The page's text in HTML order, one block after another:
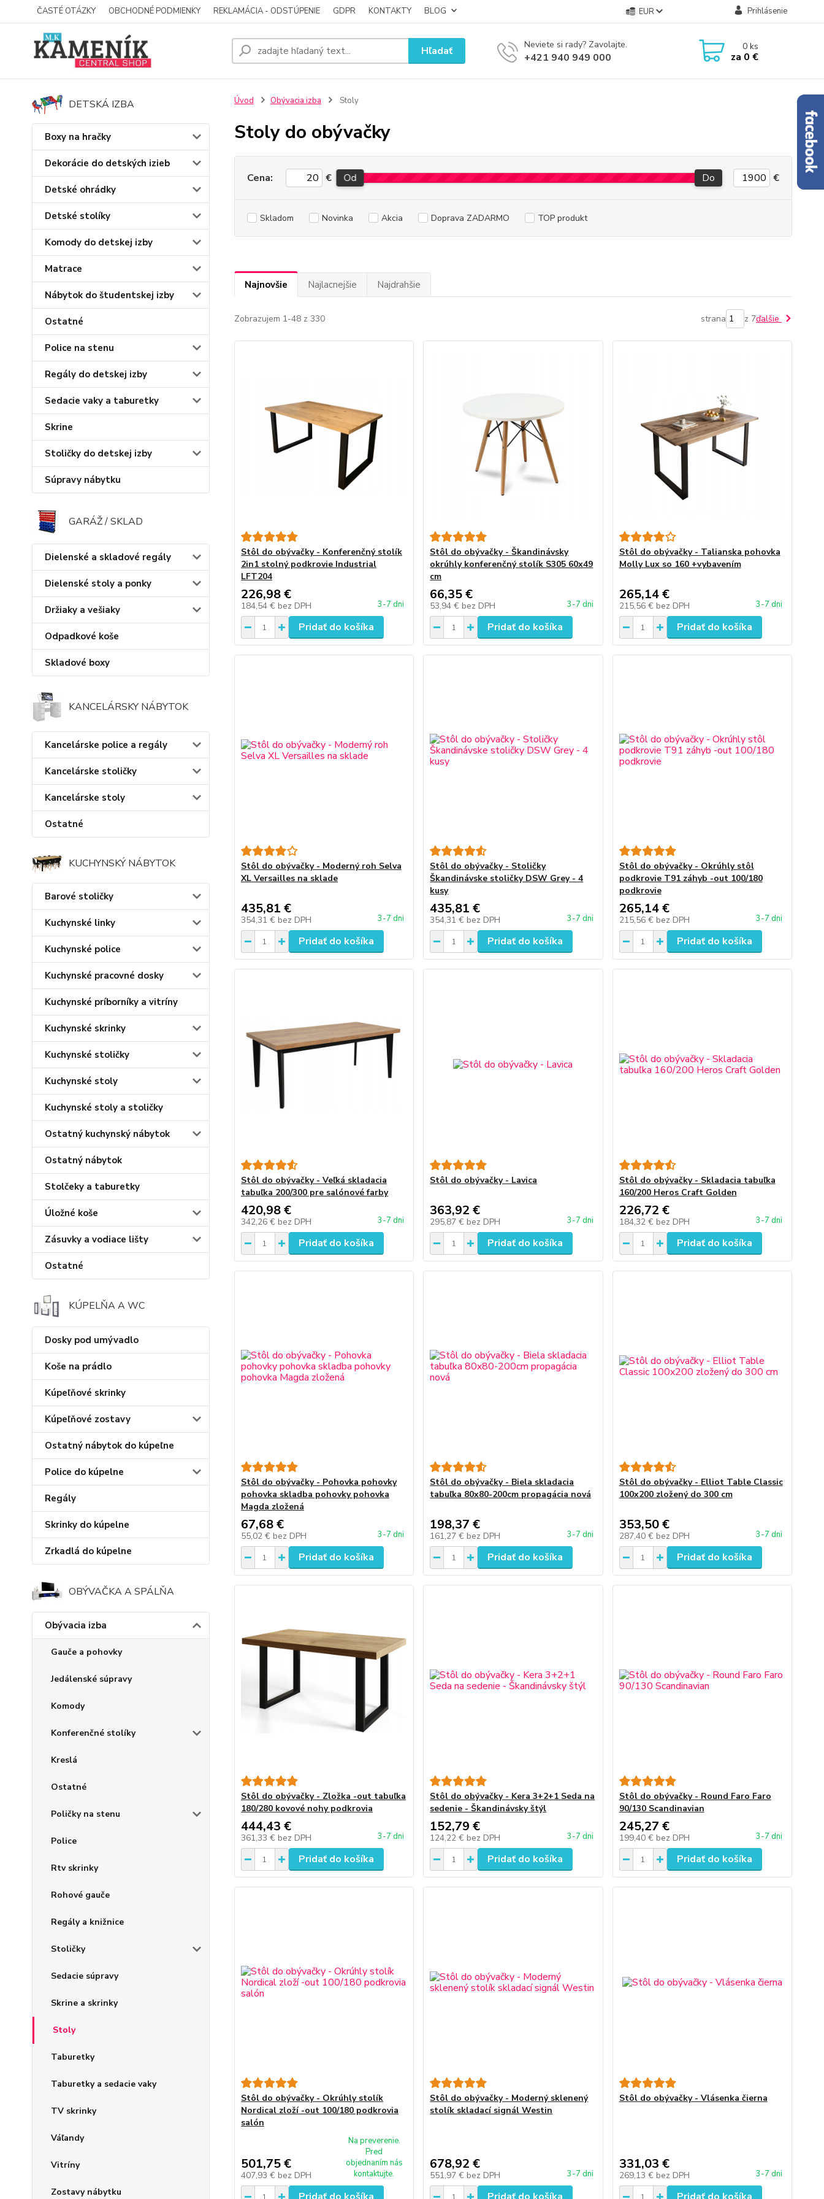
ČASTÉ OTÁZKY OBCHODNÉ PODMIENKY REKLAMÁCIA - ODSTÚPENIE GDPR KONTAKTY BLOG EUR Prihlásenie
Hľadať Neviete si rady? Zavolajte.
+421 940 949 000
0ks
za 0 €
DETSKÁ IZBA
Boxy na hračky
Dekorácie do detských izieb
Detské ohrádky
Detské stolíky
Komody do detskej izby
Matrace
Nábytok do študentskej izby
Ostatné
Police na stenu
Regály do detskej izby
Sedacie vaky a taburetky
Skrine
Stoličky do detskej izby
Súpravy nábytku
GARÁŽ / SKLAD
Dielenské a skladové regály
Dielenské stoly a ponky
Držiaky a vešiaky
Odpadkové koše
Skladové boxy
KANCELÁRSKY NÁBYTOK
Kancelárske police a regály
Kancelárske stoličky
Kancelárske stoly
Ostatné
KUCHYNSKÝ NÁBYTOK
Barové stoličky
Kuchynské linky
Kuchynské police
Kuchynské pracovné dosky
Kuchynské príborníky a vitríny
Kuchynské skrinky
Kuchynské stoličky
Kuchynské stoly
Kuchynské stoly a stoličky
Ostatný kuchynský nábytok
Ostatný nábytok
Stolčeky a taburetky
Úložné koše
Zásuvky a vodiace lišty
Ostatné
KÚPELŇA A WC
Dosky pod umývadlo
Koše na prádlo
Kúpeľňové skrinky
Kúpeľňové zostavy
Ostatný nábytok do kúpeľne
Police do kúpelne
Regály
Skrinky do kúpelne
Zrkadlá do kúpelne
OBÝVAČKA A SPÁLŇA
Obývacia izba
Gauče a pohovky
Jedálenské súpravy
Komody
Konferenčné stolíky
Kreslá
Ostatné
Poličky na stenu
Police
Rtv skrinky
Rohové gauče
Regály a knižnice
Stoličky
Sedacie súpravy
Skrine a skrinky
Stoly
Taburetky
Taburetky a sedacie vaky
TV skrinky
Váľandy
Vitríny
Zostavy nábytku
Úvod Obývacia izba Stoly
Stoly do obývačky
Cena: € Od Do €
Skladom Novinka Akcia Doprava ZADARMO TOP produkt
Najnovšie Najlacnejšie Najdrahšie
Zobrazujem 1-48 z 330 strana z 7ďalšie
Stôl do obývačky - Konferenčný stolík
2in1 stolný podkrovie Industrial
LFT204
226,98 €
184,54 € bez DPH 3-7 dni
Pridať do košíka
Stôl do obývačky - Škandinávsky
okrúhly konferenčný stolík S305 60x49
cm
66,35 €
53,94 € bez DPH 3-7 dni
Pridať do košíka
Stôl do obývačky - Talianska pohovka
Molly Lux so 160 +vybavením
265,14 €
215,56 € bez DPH 3-7 dni
Pridať do košíka
Stôl do obývačky - Moderný roh Selva
XL Versailles na sklade
435,81 €
354,31 € bez DPH 3-7 dni
Pridať do košíka
Stôl do obývačky - Stoličky
Škandinávske stoličky DSW Grey - 4
kusy
435,81 €
354,31 € bez DPH 3-7 dni
Pridať do košíka
Stôl do obývačky - Okrúhly stôl
podkrovie T91 záhyb -out 100/180
podkrovie
265,14 €
215,56 € bez DPH 3-7 dni
Pridať do košíka
Stôl do obývačky - Veľká skladacia
tabuľka 200/300 pre salónové farby
420,98 €
342,26 € bez DPH 3-7 dni
Pridať do košíka
Stôl do obývačky - Lavica
363,92 €
295,87 € bez DPH 3-7 dni
Pridať do košíka
Stôl do obývačky - Skladacia tabuľka
160/200 Heros Craft Golden
226,72 €
184,32 € bez DPH 3-7 dni
Pridať do košíka
Stôl do obývačky - Pohovka pohovky
pohovka skladba pohovky pohovka
Magda zložená
67,68 €
55,02 € bez DPH 3-7 dni
Pridať do košíka
Stôl do obývačky - Biela skladacia
tabuľka 80x80-200cm propagácia nová
198,37 €
161,27 € bez DPH 3-7 dni
Pridať do košíka
Stôl do obývačky - Elliot Table Classic
100x200 zložený do 300 cm
353,50 €
287,40 € bez DPH 3-7 dni
Pridať do košíka
Stôl do obývačky - Zložka -out tabuľka
180/280 kovové nohy podkrovia
444,43 €
361,33 € bez DPH 3-7 dni
Pridať do košíka
Stôl do obývačky - Kera 3+2+1 Seda na
sedenie - Škandinávsky štýl
152,79 €
124,22 € bez DPH 3-7 dni
Pridať do košíka
Stôl do obývačky - Round Faro Faro
90/130 Scandinavian
245,27 €
199,40 € bez DPH 3-7 dni
Pridať do košíka
Stôl do obývačky - Okrúhly stolík
Nordical zloží -out 100/180 podkrovia
salón
501,75 €
407,93 € bez DPH
Na preverenie.
Pred
objednaním nás
kontaktujte.
Stôl do obývačky - Moderný sklenený
stolík skladací signál Westin
678,92 €
551,97 € bez DPH 3-7 dni
Stôl do obývačky - Vlásenka čierna
331,03 €
269,13 € bez DPH 3-7 dni